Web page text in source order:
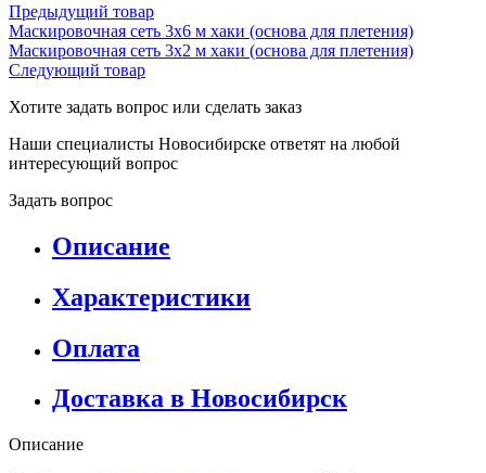
Предыдущий товар
Маскировочная сеть 3х6 м хаки (основа для плетения)
Маскировочная сеть 3х2 м хаки (основа для плетения)
Следующий товар
Хотите задать вопрос или сделать заказ
Наши специалисты Новосибирске ответят на любой
интересующий вопрос
Задать вопрос
Описание
Характеристики
Оплата
Доставка в Новосибирск
Описание